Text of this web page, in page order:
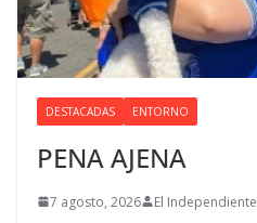
DESTACADAS ENTORNO
PENA AJENA
7 agosto, 2026 El Independiente